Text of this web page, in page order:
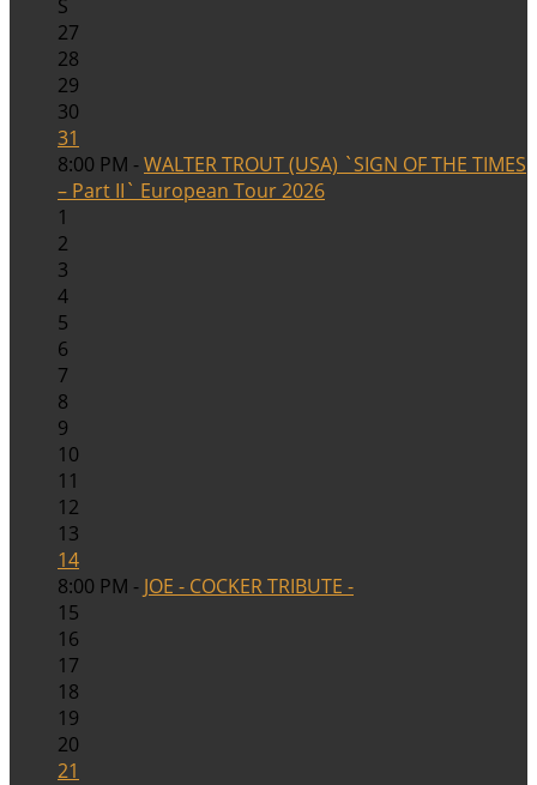
S
27
28
29
30
31
8:00 PM -WALTER TROUT (USA) `SIGN OF THE TIMES
– Part II` European Tour 2026
1
2
3
4
5
6
7
8
9
10
11
12
13
14
8:00 PM - JOE - COCKER TRIBUTE -
15
16
17
18
19
20
21